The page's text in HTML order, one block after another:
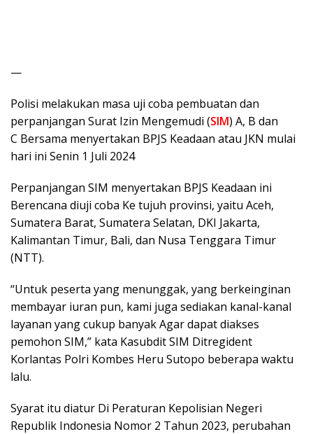
—
Polisi melakukan masa uji coba pembuatan dan
perpanjangan Surat Izin Mengemudi (SIM) A, B dan
C Bersama menyertakan BPJS Keadaan atau JKN mulai
hari ini Senin 1 Juli 2024
Perpanjangan SIM menyertakan BPJS Keadaan ini
Berencana diuji coba Ke tujuh provinsi, yaitu Aceh,
Sumatera Barat, Sumatera Selatan, DKI Jakarta,
Kalimantan Timur, Bali, dan Nusa Tenggara Timur
(NTT).
“Untuk peserta yang menunggak, yang berkeinginan
membayar iuran pun, kami juga sediakan kanal-kanal
layanan yang cukup banyak Agar dapat diakses
pemohon SIM,” kata Kasubdit SIM Ditregident
Korlantas Polri Kombes Heru Sutopo beberapa waktu
lalu.
Syarat itu diatur Di Peraturan Kepolisian Negeri
Republik Indonesia Nomor 2 Tahun 2023, perubahan